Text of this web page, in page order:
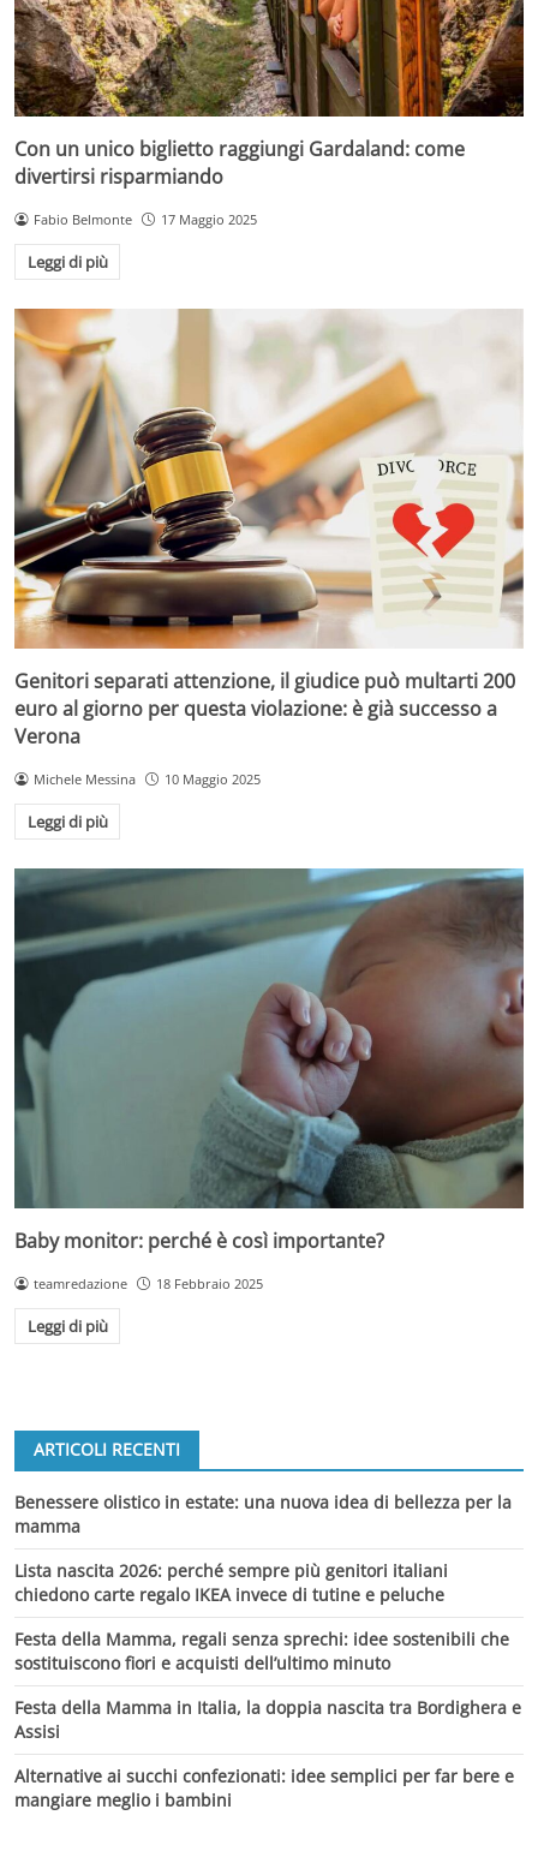
Con un unico biglietto raggiungi Gardaland: come
divertirsi risparmiando
Fabio Belmonte 17 Maggio 2025
Leggi di più
Genitori separati attenzione, il giudice può multarti 200
euro al giorno per questa violazione: è già successo a
Verona
Michele Messina 10 Maggio 2025
Leggi di più
Baby monitor: perché è così importante?
teamredazione 18 Febbraio 2025
Leggi di più
ARTICOLI RECENTI
Benessere olistico in estate: una nuova idea di bellezza per la
mamma
Lista nascita 2026: perché sempre più genitori italiani
chiedono carte regalo IKEA invece di tutine e peluche
Festa della Mamma, regali senza sprechi: idee sostenibili che
sostituiscono fiori e acquisti dell’ultimo minuto
Festa della Mamma in Italia, la doppia nascita tra Bordighera e
Assisi
Alternative ai succhi confezionati: idee semplici per far bere e
mangiare meglio i bambini